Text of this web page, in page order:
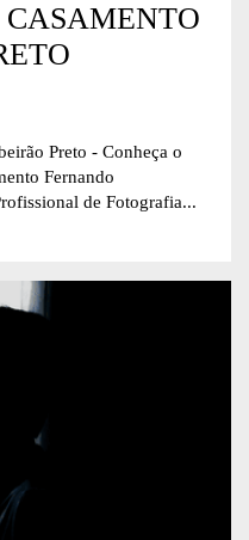
Preto - Conheça o
Fernando
de Fotografia...